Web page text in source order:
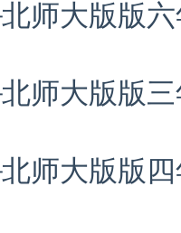
师大版版六
师大版版三
师大版版四